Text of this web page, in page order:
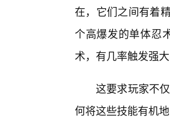
在，它们之间有着
个高爆发的单体忍
术，有几率触发强
这要求玩家不
何将这些技能有机